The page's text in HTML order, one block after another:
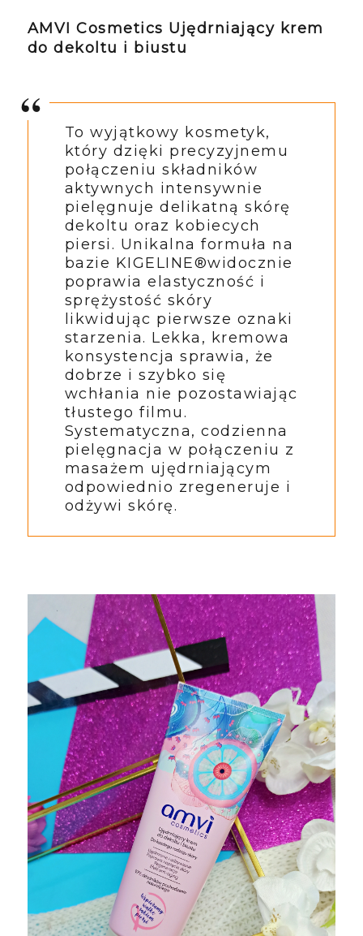
AMVI Cosmetics Ujędrniający krem
do dekoltu i biustu
To wyjątkowy kosmetyk,
który dzięki precyzyjnemu
połączeniu składników
aktywnych intensywnie
pielęgnuje delikatną skórę
dekoltu oraz kobiecych
piersi. Unikalna formuła na
bazie KIGELINE®widocznie
poprawia elastyczność i
sprężystość skóry
likwidując pierwsze oznaki
starzenia. Lekka, kremowa
konsystencja sprawia, że
dobrze i szybko się
wchłania nie pozostawiając
tłustego filmu.
Systematyczna, codzienna
pielęgnacja w połączeniu z
masażem ujędrniającym
odpowiednio zregeneruje i
odżywi skórę.